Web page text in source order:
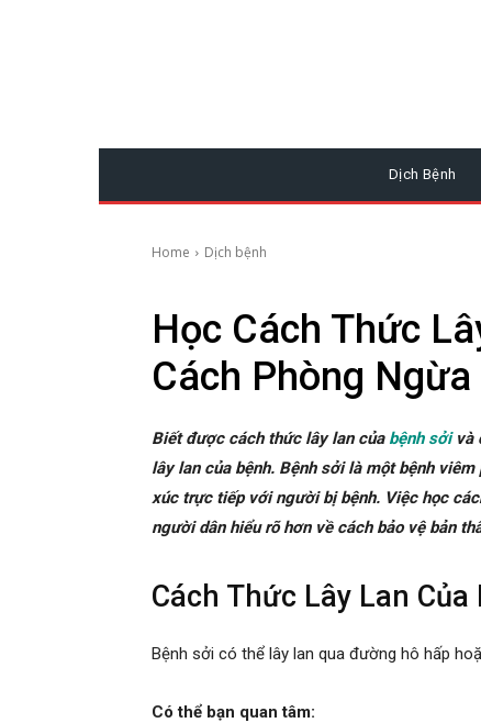
Dịch Bệnh
Home Dịch bệnh
Học Cách Thức
Cách Phòng Ngừa
Biết được cách thức lây lan của bệnh sởivà
lây lan của bệnh. Bệnh sởi là một bệnh
xúc trực tiếp với người bị bệnh. Việc học
người dân hiểu rõ hơn về cách bảo vệ bản
Cách Thức Lây Lan Của
Bệnh sởi có thể lây lan qua đường hô hấp
Có thể bạn quan tâm: